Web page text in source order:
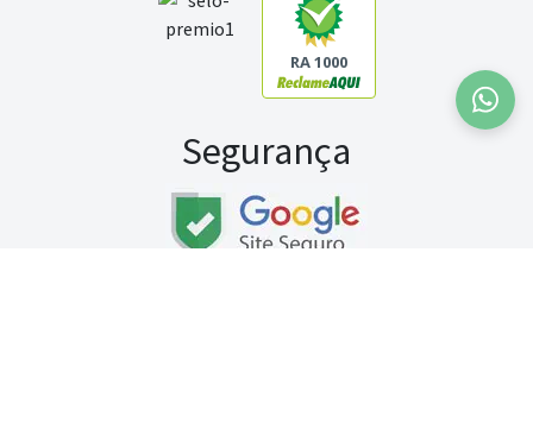
RA 1000
Segurança